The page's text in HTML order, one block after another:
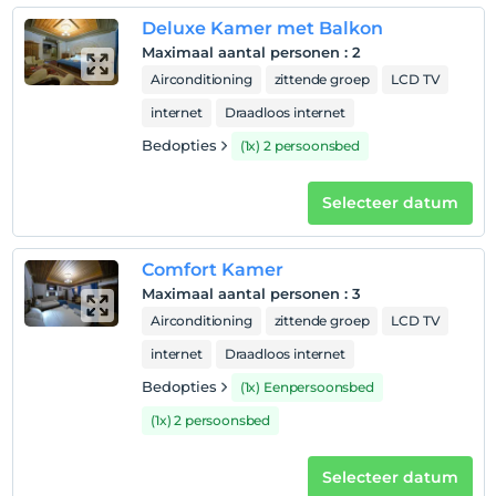
Hotelvoorwaarden
Check in
Na 14:00
roken
rookvrije kamers
kinderen
Baby's jonger dan 2 worden niet in rekening gebracht
1 kind(eren) tot de leeftijd van 3 per kamer
wordt/worden niet in rekening gebracht
Deluxe Kamer met Balkon
Maximaal aantal personen : 2
Airconditioning zittende groep
LCD TV
internet
Draadloos internet
Bedopties (1x) 2 persoonsbed
Selecteer datum
Comfort Kamer
Maximaal aantal personen : 3
Airconditioning zittende groep
LCD TV
internet
Draadloos internet
Bedopties
(1x) Eenpersoonsbed
(1x) 2 persoonsbed
Selecteer datum